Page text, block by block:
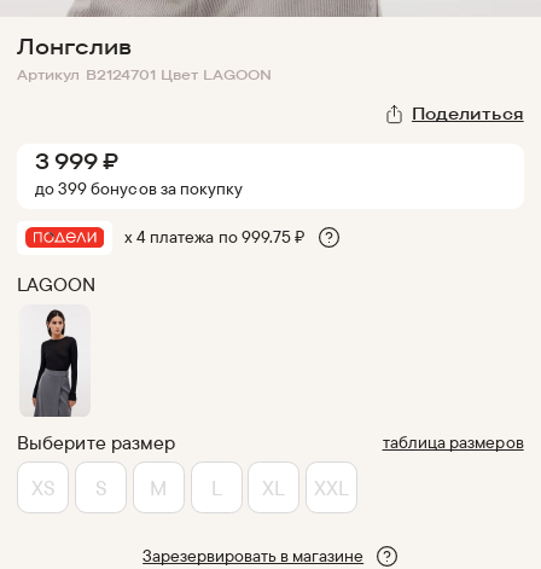
Лонгслив
Артикул B2124701 Цвет LAGOON
Поделиться
3 999 ₽
до399бонусовза покупку
х 4 платежа по999.75₽
LAGOON
Выберите размер таблица размеров
XS S M L XL XXL
Зарезервировать в магазине